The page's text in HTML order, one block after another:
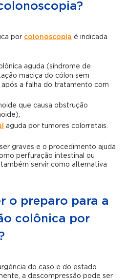
por colonoscopia é indicada
aguda (síndrome de
maciça do cólon sem
a falha do tratamento com
que causa obstrução
aguda por tumores colorretais.
graves e o procedimento ajuda
perfuração intestinal ou
servir como alternativa
o preparo para a
colônica por
do caso e do estado
a descompressão pode ser